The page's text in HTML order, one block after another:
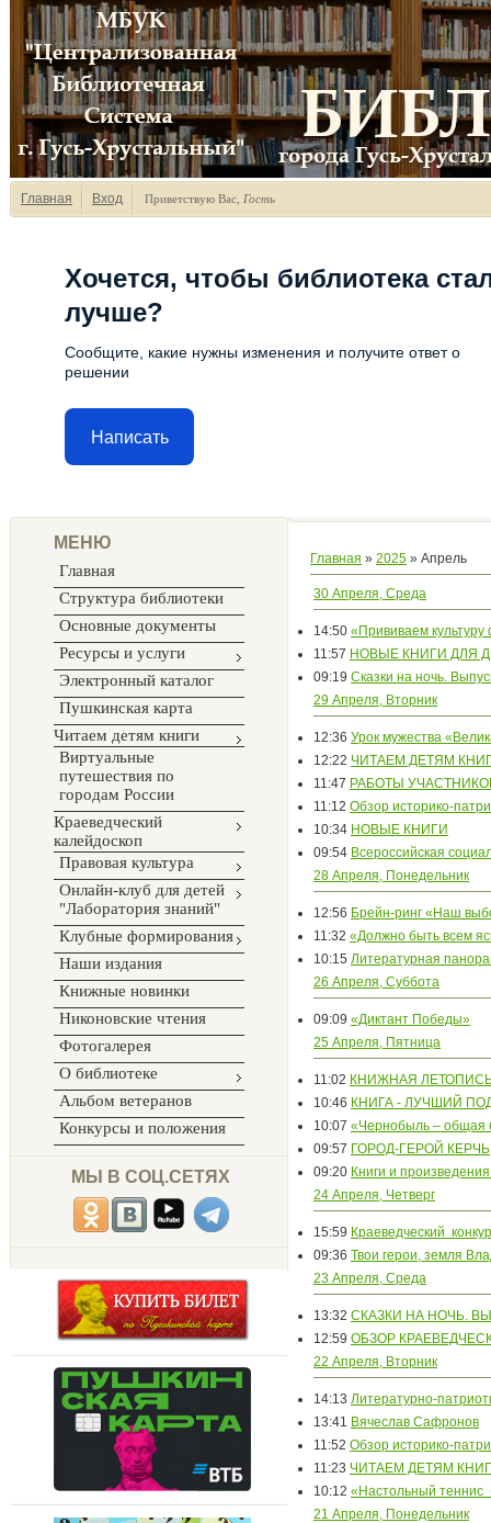
Главная Вход Приветствую Вас Гость
Хочется, чтобы библиотека
лучше?
Сообщите, какие нужны изменения и получите ответ о
решении
Написать
МЕНЮ
Главная
Структура библиотеки
Основные документы
Ресурсы и услуги
Электронный каталог
Пушкинская карта
Читаем детям книги
Виртуальные
путешествия по
городам России
Краеведческий
калейдоскоп
Правовая культура
Онлайн-клуб для детей
"Лаборатория знаний"
Клубные формирования
Наши издания
Книжные новинки
Никоновские чтения
Фотогалерея
О библиотеке
Альбом ветеранов
Конкурсы и положения
МЫ В СОЦ.СЕТЯХ
Главная » 2025 » Апрель
30 Апреля, Среда
14:50 «Прививаем
11:57 НОВЫЕ КНИГИ ДЛЯ
09:19 Сказки на ночь.
29 Апреля, Вторник
12:36 Урок мужества
12:22 ЧИТАЕМ ДЕТЯМ
11:47 РАБОТЫ
11:12 Обзор историко-
10:34 НОВЫЕ КНИГИ
09:54 Всероссийская
28 Апреля, Понедельник
12:56 Брейн-ринг «Наш
11:32 «Должно быть всем
10:15 Литературная
26 Апреля, Суббота
09:09 «Диктант Победы»
25 Апреля, Пятница
11:02 КНИЖНАЯ
10:46 КНИГА - ЛУЧШИЙ
10:07 «Чернобыль – общая
09:57 ГОРОД-ГЕРОЙ КЕРЧЬ
09:20 Книги и
24 Апреля, Четверг
15:59 Краеведческий
09:36 Твои герои, земля
23 Апреля, Среда
13:32 СКАЗКИ НА НОЧЬ.
12:59 ОБЗОР
22 Апреля, Вторник
14:13 Литературно-
13:41 Вячеслав Сафронов
11:52 Обзор историко-
11:23 ЧИТАЕМ ДЕТЯМ
10:12 «Настольный теннис
21 Апреля, Понедельник